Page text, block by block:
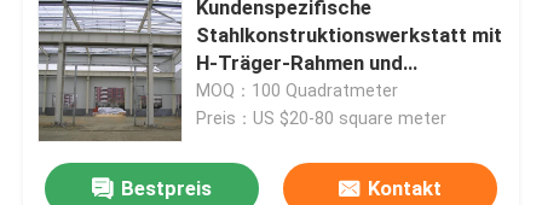
Vorgefertigte Häuser aus Stahl
Stahlbaustoff
Kundenspezifische
Stahlkonstruktionswerkstatt mit
H-Träger-Rahmen und
Sandwichplatten-Dach
MOQ：100 Quadratmeter
Preis：US $20-80 square meter
Bestpreis Kontakt